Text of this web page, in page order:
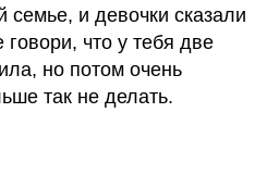
семье, и девочки сказали
что у тебя две
но потом очень
так не делать.